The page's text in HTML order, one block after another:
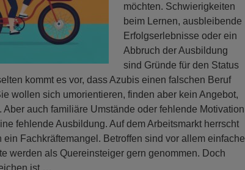
möchten. Schwierigkeiten
beim Lernen, ausbleibende
Erfolgserlebnisse oder ein
Abbruch der Ausbildung
sind Gründe für den Status
kommt es vor, dass Azubis einen falschen Beruf
wollen sich umorientieren, finden aber kein Angebot,
Aber auch familiäre Umstände oder fehlende Motivation
fehlende Ausbildung. Auf dem Arbeitsmarkt herrscht
ein Fachkräftemangel. Betroffen sind vor allem einfache
werden als Quereinsteiger gern genommen. Doch
ist …